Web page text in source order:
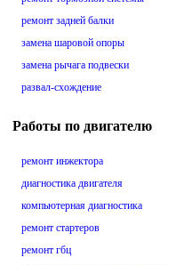
ремонт задней балки
замена шаровой опоры
замена рычага подвески
развал-схождение
Работы по двигателю
ремонт инжектора
диагностика двигателя
компьютерная диагностика
ремонт стартеров
ремонт гбц